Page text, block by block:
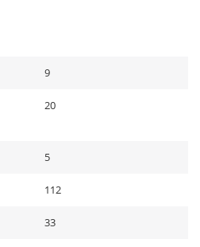
9
20
5
112
33